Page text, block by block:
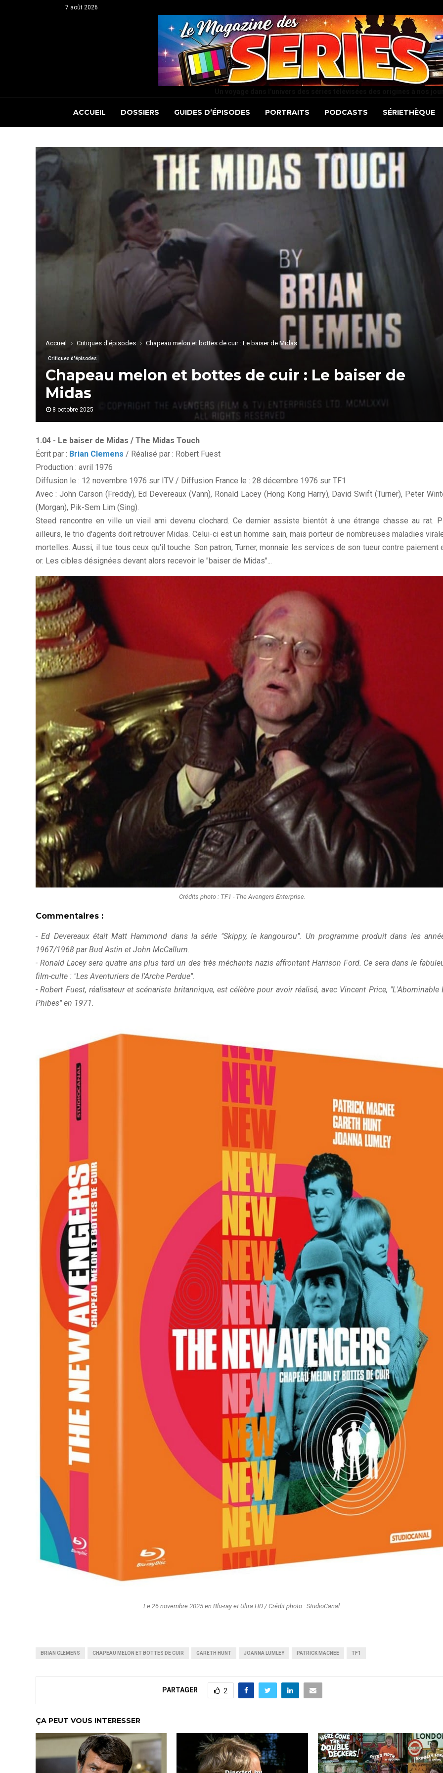
7 août 2026
ACCUEIL DOSSIERS GUIDES D’ÉPISODES PORTRAITS PODCASTS SÉRIETHÈQUE
Accueil Critiques d'épisodes Chapeau melon et bottes de cuir : Le baiser de Midas
Critiques d'épisodes
Chapeau melon et bottes de cuir : Le baiser de
Midas
8 octobre 2025
1.04 - Le baiser de Midas / The Midas Touch
Écrit par : Brian Clemens / Réalisé par : Robert Fuest
Production : avril 1976
Diffusion le : 12 novembre 1976 sur ITV / Diffusion France le : 28 décembre 1976 sur TF1
Avec : John Carson (Freddy), Ed Devereaux (Vann), Ronald Lacey (Hong Kong Harry), David Swift (Turner), Peter
(Morgan), Pik-Sem Lim (Sing).
Steed rencontre en ville un vieil ami devenu clochard. Ce dernier assiste bientôt à une étrange chasse au rat.
ailleurs, le trio d'agents doit retrouver Midas. Celui-ci est un homme sain, mais porteur de nombreuses maladies
mortelles. Aussi, il tue tous ceux qu'il touche. Son patron, Turner, monnaie les services de son tueur contre paiement
or. Les cibles désignées devant alors recevoir le "baiser de Midas"...
Crédits photo : TF1 - The Avengers Enterprise.
Commentaires :
- Ed Devereaux était Matt Hammond dans la série "Skippy, le kangourou". Un programme produit dans les
1967/1968 par Bud Astin et John McCallum.
- Ronald Lacey sera quatre ans plus tard un des très méchants nazis affrontant Harrison Ford. Ce sera dans le
film-culte : "Les Aventuriers de l'Arche Perdue".
- Robert Fuest, réalisateur et scénariste britannique, est célèbre pour avoir réalisé, avec Vincent Price, "L'Abominable
Phibes" en 1971.
Le 26 novembre 2025 en Blu-ray et Ultra HD / Crédit photo : StudioCanal.
BRIAN CLEMENS CHAPEAU MELON ET BOTTES DE CUIR GARETH HUNT JOANNA LUMLEY PATRICK MACNEE TF1
PARTAGER 2
ÇA PEUT VOUS INTERESSER